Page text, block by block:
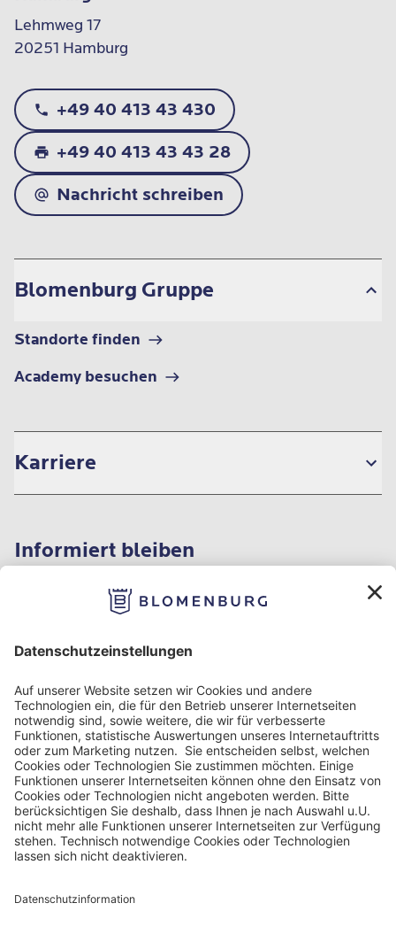
Lehmweg 17
20251 Hamburg
+49 40 413 43 430
+49 40 413 43 43 28
Nachricht schreiben
Blomenburg Gruppe
Standorte finden
Academy besuchen
Karriere
Informiert bleiben
Impressum
Datenschutzinformation
Nutzungsbedingungen
Barrierefreiheit
Cookie Einstellungen